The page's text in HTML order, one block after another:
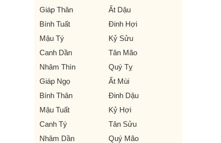
Giáp Thân
Ất Dậu
Bính Tuất
Đinh Hợi
Mậu Tý
Kỷ Sửu
Canh Dần
Tân Mão
Nhâm Thìn
Quý Tỵ
Giáp Ngọ
Ất Mùi
Bính Thân
Đinh Dậu
Mậu Tuất
Kỷ Hợi
Canh Tý
Tân Sửu
Nhâm Dần
Quý Mão